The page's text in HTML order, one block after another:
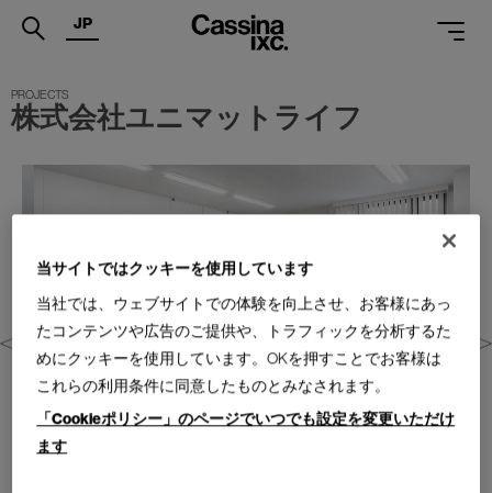
.
PRODUCTS
PROJECTS
MAGAZINE
SUPPORT
SHOPS
CATALOGUES
PROFESSIONAL
JP
株式会社ユニマットライフ
当サイトではクッキーを使用しています
当社では、ウェブサイトでの体験を向上させ、お客様にあっ
たコンテンツや広告のご提供や、トラフィックを分析するた
めにクッキーを使用しています。OKを押すことでお客様は
これらの利用条件に同意したものとみなされます。
「Cookieポリシー」のページでいつでも設定を変更いただけ
ます